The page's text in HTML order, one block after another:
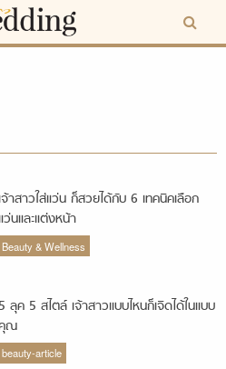
เจ้าสาวใส่แว่น ก็สวยได้กับ 6 เทคนิคเลือก
แว่นและแต่งหน้า
Beauty & Wellness
5 ลุค 5 สไตล์ เจ้าสาวแบบไหนก็เจิดได้ในแบบ
ณ
beauty-article